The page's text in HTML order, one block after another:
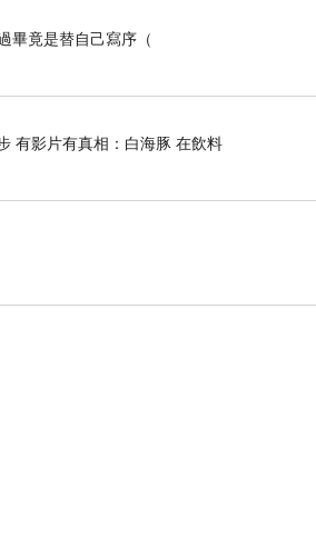
畢竟是替自己寫序（
有影片有真相：白海豚 在飲料